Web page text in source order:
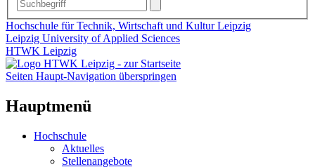
Hochschule für Technik, Wirtschaft und Kultur Leipzig
Leipzig University of Applied Sciences
HTWK Leipzig
Seiten Haupt-Navigation überspringen
Hauptmenü
Hochschule
Aktuelles
Stellenangebote